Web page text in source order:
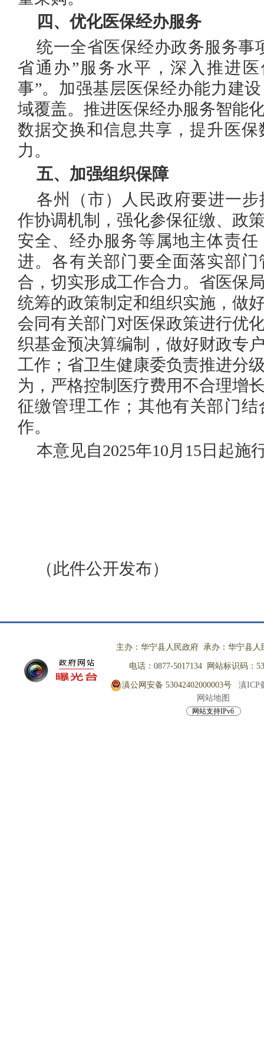
四、优化医保经办服务
统一全省医保经办政务服务事
省通办”服务水平，深入推进
事”。加强基层医保经办能力建
域覆盖。推进医保经办服务智能
数据交换和信息共享，提升医
力。
五、加强组织保障
各州（市）人民政府要进一
作协调机制，强化参保征缴、政
安全、经办服务等属地主体责
进。各有关部门要全面落实部
合，切实形成工作合力。省医保
统筹的政策制定和组织实施，做
会同有关部门对医保政策进行优
织基金预决算编制，做好财政专
工作；省卫生健康委负责推进分
为，严格控制医疗费用不合理增
征缴管理工作；其他有关部门
作。
本意见自2025年10月15日起施
（此件公开发布）
主办：华宁县人民政府 承办：华宁县人
电话：0877-5017134 网站标识码：
滇公网安备 53042402000003号
滇ICP
网站地图
网站支持IPv6